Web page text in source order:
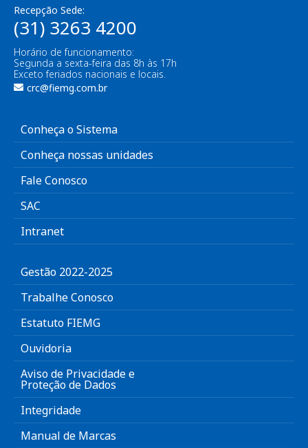
Recepção Sede:
(31) 3263 4200
Horário de funcionamento:
Segunda a sexta-feira das 8h às 17h
Exceto feriados nacionais e locais.
crc@fiemg.com.br
Conheça o Sistema
Conheça nossas unidades
Fale Conosco
SAC
Intranet
Gestão 2022-2025
Trabalhe Conosco
Estatuto FIEMG
Ouvidoria
Aviso de Privacidade e
Proteção de Dados
Integridade
Manual de Marcas